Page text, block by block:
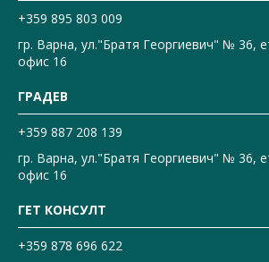
+359 895 803 009
гр. Варна, ул."Братя Георгиевич" № 36,
офис 16
ГРАДЕВ
+359 887 208 139
гр. Варна, ул."Братя Георгиевич" № 36,
офис 16
ГЕТ КОНСУЛТ
+359 878 696 622